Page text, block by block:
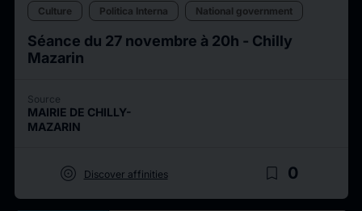
Culture Politica Interna National government
Séance du 27 novembre à 20h - Chilly
Mazarin
Source
MAIRIE DE CHILLY-
MAZARIN
target Discover affinities bookmark_border 0